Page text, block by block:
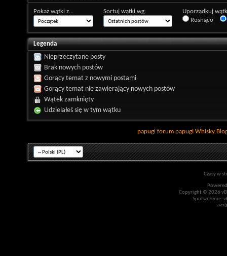
Pokaż wątki z... Sortuj wątki wg:
Uporządkuj
Rosnąco
Legenda
Nieprzeczytane posty
Brak nowych postów
Gorący temat z nowymi postami
Gorący temat nie zawierający nowych postów
Wątek zamknięty
Udzielałeś się w tym wątku
papugi forum papugi Whisky
Czasy w
Copyright © 2026
Spolszczenie: